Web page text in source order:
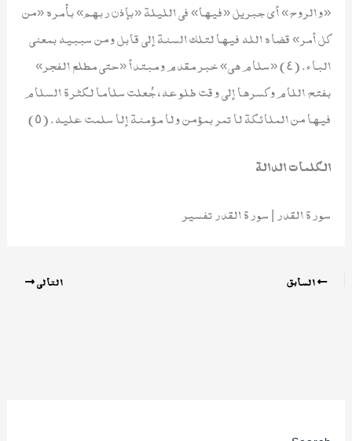
«والروح» أي جبريل «فيها» في الليلة «بإذن ربهم» بأمره «من
كل أمر» قضاه الله فيها لتلك السنة إلى قابل ومن سببيه بمعنى
الباء. (٤) «سلام هي» خبر مقدم ومبتدأ «حتى مطلع الفجر»
بفتح اللام وكسرها إلى وقت طلوعه، جُعلت سلاما لكثرة السلام
فيها من الملائكة لا تمر بمؤمن ولا مؤمنة إلا سلمت عليه. (٥)
الكلمات الدالة
سورة القدر | سورة القدر تفسير
السابق التالي